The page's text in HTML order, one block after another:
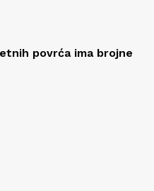
povrća ima brojne